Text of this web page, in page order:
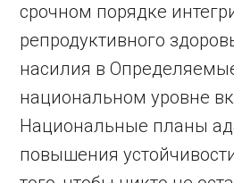
срочном порядке
репродуктивного
насилия в
национальном уровне
Национальные планы
повышения